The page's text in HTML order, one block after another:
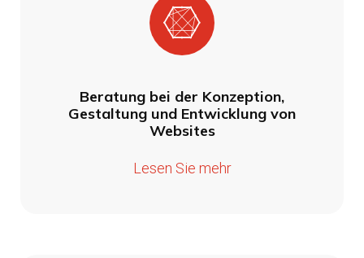
Beratung bei der Konzeption,
Gestaltung und Entwicklung von
Websites
Lesen Sie mehr